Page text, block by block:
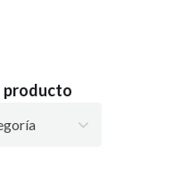
producto